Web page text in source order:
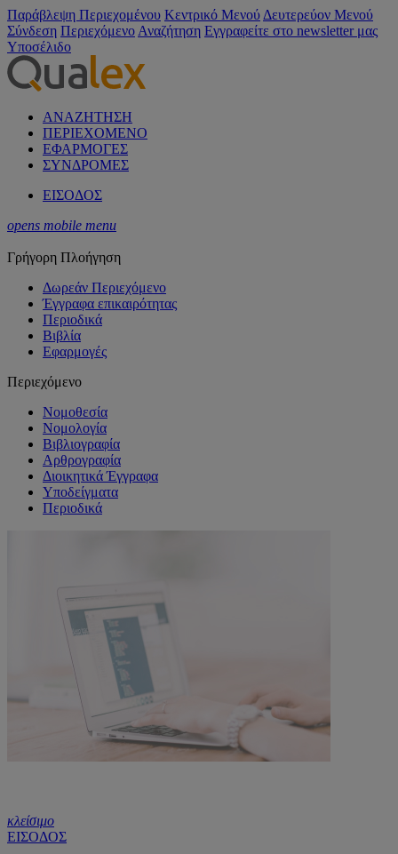
Παράβλεψη Περιεχομένου Κεντρικό Μενού Δευτερεύον Μενού
Σύνδεση Περιεχόμενο Αναζήτηση Εγγραφείτε στο newsletter μας
Υποσέλιδο
ΑΝΑΖΗΤΗΣΗ
ΠΕΡΙΕΧΟΜΕΝΟ
ΕΦΑΡΜΟΓΕΣ
ΣΥΝΔΡΟΜΕΣ
ΕΙΣΟΔΟΣ
opens mobile menu
Γρήγορη Πλοήγηση
Δωρεάν Περιεχόμενο
Έγγραφα επικαιρότητας
Περιοδικά
Βιβλία
Εφαρμογές
Περιεχόμενο
Νομοθεσία
Νομολογία
Βιβλιογραφία
Αρθρογραφία
Διοικητικά Έγγραφα
Υποδείγματα
Περιοδικά
κλείσιμο
ΕΙΣΟΔΟΣ